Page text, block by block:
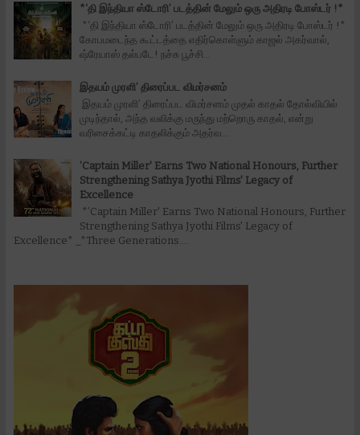
*‘தி இந்தியா ஸ்டோரி’ படத்தின் மேலும் ஒரு அதிரடி போஸ்டர் !*
*‘தி இந்தியா ஸ்டோரி’ படத்தின் மேலும் ஒரு அதிரடி போஸ்டர் !*
கோபமடைந்த கூட்டத்தை எதிர்கொள்ளும் காஜல் அகர்வால்,
ஷ்ரேயாஸ் தல்படே! நச்சு பூச்சி...
இதயம் முரளி’ திரைப்பட விமர்சனம்
இதயம் முரளி’ திரைப்பட விமர்சனம் முதல் காதல் தோல்வியில்
முடிந்தால், அந்த வலிக்கு மருந்து மற்றொரு காதல், என்று
வரிசைக்கட்டி காதலிக்கும் அதர்வ...
’Captain Miller' Earns Two National Honours, Further
Strengthening Sathya Jyothi Films' Legacy of
Excellence
*’Captain Miller' Earns Two National Honours, Further
Strengthening Sathya Jyothi Films' Legacy of
Excellence* _*Three Generations....